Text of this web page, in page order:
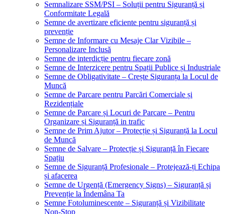
Semnalizare SSM/PSI – Soluții pentru Siguranță și
Conformitate Legală
Semne de avertizare eficiente pentru siguranță și
prevenție
Semne de Informare cu Mesaje Clar Vizibile –
Personalizare Inclusă
Semne de interdicție pentru fiecare zonă
Semne de Interzicere pentru Spații Publice și Industriale
Semne de Obligativitate – Crește Siguranța la Locul de
Muncă
Semne de Parcare pentru Parcări Comerciale și
Rezidențiale
Semne de Parcare și Locuri de Parcare – Pentru
Organizare și Siguranță in trafic
Semne de Prim Ajutor – Protecție și Siguranță la Locul
de Muncă
Semne de Salvare – Protecție și Siguranță în Fiecare
Spațiu
Semne de Siguranță Profesionale – Protejează-ți Echipa
și afacerea
Semne de Urgență (Emergency Signs) – Siguranță și
Prevenție la Îndemâna Ta
Semne Fotoluminescente – Siguranță și Vizibilitate
Non-Stop